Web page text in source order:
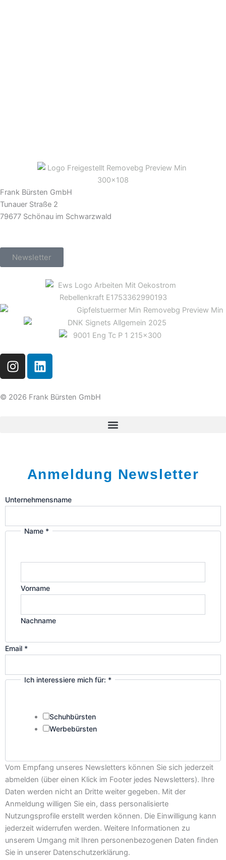
Frank Bürsten GmbH
Tunauer Straße 2
79677 Schönau im Schwarzwald
Newsletter
I
n
t
L
i
k
© 2026 Frank Bürsten GmbH
Anmeldung Newsletter
für:
Email
Unternehmensname
Name *
Vorname
Nachname
Email *
Ich interessiere mich für: *
Schuhbürsten
Werbebürsten
Vom Empfang unseres Newsletters können Sie sich jederzeit
abmelden (über einen Klick im Footer jedes Newsletters). Ihre
Daten werden nicht an Dritte weiter gegeben. Mit der
Anmeldung willigen Sie ein, dass personalisierte
Nutzungsprofile erstellt werden können. Die Einwilligung kann
jederzeit widerrufen werden. Weitere Informationen zu
unserem Umgang mit Ihren personenbezogenen Daten finden
Sie in unserer Datenschutzerklärung.